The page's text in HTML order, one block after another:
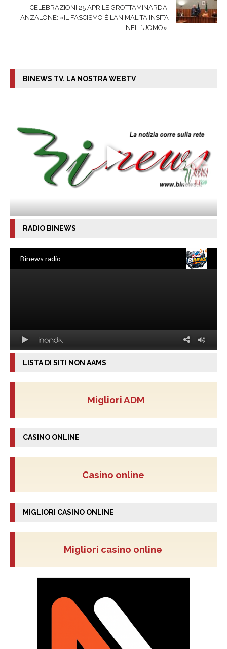
CELEBRAZIONI 25 APRILE GROTTAMINARDA:
ANZALONE: «IL FASCISMO È L’ANIMALITÀ INSITA
NELL’UOMO».
BINEWS TV. LA NOSTRA WEBTV
RADIO BINEWS
LISTA DI SITI NON AAMS
Migliori ADM
CASINO ONLINE
Casino online
MIGLIORI CASINO ONLINE
Migliori casino online